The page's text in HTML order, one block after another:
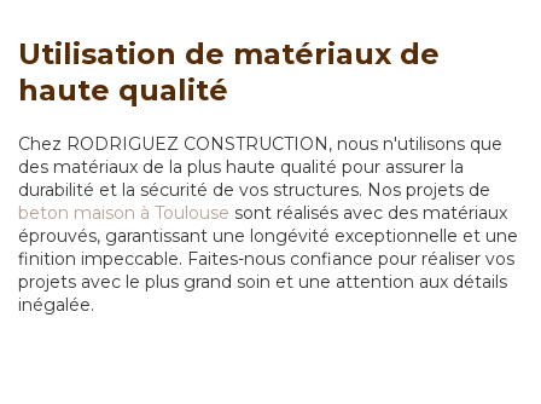
Utilisation de matériaux de
haute qualité
Chez RODRIGUEZ CONSTRUCTION, nous n'utilisons que
des matériaux de la plus haute qualité pour assurer la
durabilité et la sécurité de vos structures. Nos projets de
beton maison à Toulouse sont réalisés avec des matériaux
éprouvés, garantissant une longévité exceptionnelle et une
finition impeccable. Faites-nous confiance pour réaliser vos
projets avec le plus grand soin et une attention aux détails
inégalée.